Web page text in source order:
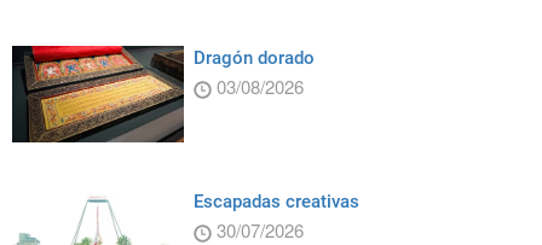
Dragón dorado
03/08/2026
Escapadas creativas
30/07/2026